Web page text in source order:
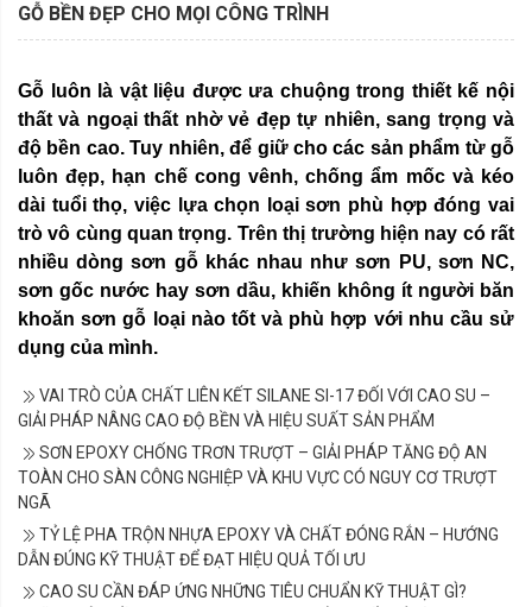
GỖ BỀN ĐẸP CHO MỌI CÔNG TRÌNH
Gỗ luôn là vật liệu được ưa chuộng trong thiết kế nội
thất và ngoại thất nhờ vẻ đẹp tự nhiên, sang trọng và
độ bền cao. Tuy nhiên, để giữ cho các sản phẩm từ gỗ
luôn đẹp, hạn chế cong vênh, chống ẩm mốc và kéo
dài tuổi thọ, việc lựa chọn loại sơn phù hợp đóng vai
trò vô cùng quan trọng. Trên thị trường hiện nay có rất
nhiều dòng sơn gỗ khác nhau như sơn PU, sơn NC,
sơn gốc nước hay sơn dầu, khiến không ít người băn
khoăn sơn gỗ loại nào tốt và phù hợp với nhu cầu sử
dụng của mình.
VAI TRÒ CỦA CHẤT LIÊN KẾT SILANE SI-17 ĐỐI VỚI CAO SU –
GIẢI PHÁP NÂNG CAO ĐỘ BỀN VÀ HIỆU SUẤT SẢN PHẨM
SƠN EPOXY CHỐNG TRƠN TRƯỢT – GIẢI PHÁP TĂNG ĐỘ AN
TOÀN CHO SÀN CÔNG NGHIỆP VÀ KHU VỰC CÓ NGUY CƠ TRƯỢT
NGÃ
TỶ LỆ PHA TRỘN NHỰA EPOXY VÀ CHẤT ĐÓNG RẮN – HƯỚNG
DẪN ĐÚNG KỸ THUẬT ĐỂ ĐẠT HIỆU QUẢ TỐI ƯU
CAO SU CẦN ĐÁP ỨNG NHỮNG TIÊU CHUẨN KỸ THUẬT GÌ?